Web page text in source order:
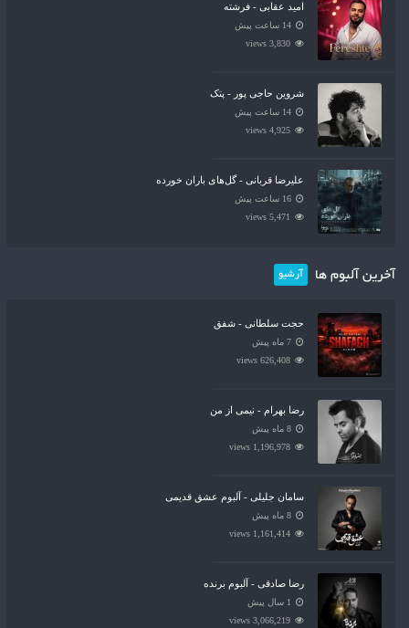
امید عقابی - فرشته
14 ساعت پیش
3,830 views
شروین حاجی پور - پتک
14 ساعت پیش
4,925 views
علیرضا قربانی - گل‌های باران خورده
16 ساعت پیش
5,471 views
آخرین آلبوم ها آرشیو
حجت سلطانی - شفق
7 ماه پیش
626,408 views
رضا بهرام - نیمی از من
8 ماه پیش
1,196,978 views
سامان جلیلی - آلبوم عشق قدیمی
8 ماه پیش
1,161,414 views
رضا صادقی - آلبوم برنده
1 سال پیش
3,066,219 views